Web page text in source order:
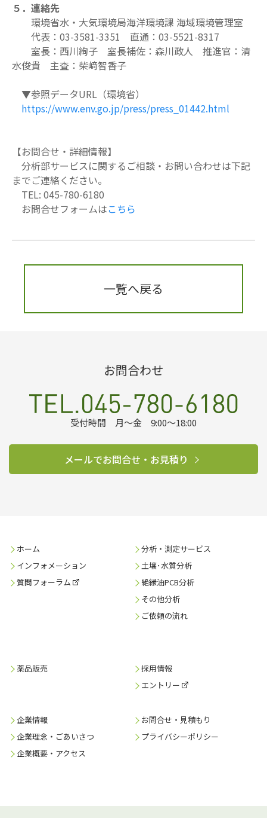
５．連絡先
環境省水・大気環境局海洋環境課 海域環境管理室
代表：03-3581-3351 直通：03-5521-8317
室長：西川絢子 室長補佐：森川政人 推進官：清
水俊貴 主査：柴﨑智香子
▼参照データURL（環境省）
https://www.env.go.jp/press/press_01442.html
【お問合せ・詳細情報】
分析部サービスに関するご相談・お問い合わせは下記
までご連絡ください。
TEL: 045-780-6180
お問合せフォームはこちら
一覧へ戻る
お問合わせ
受付時間 月～金 9:00～18:00
メールでお問合せ・お見積り
ホーム
インフォメーション
質問フォーラム
分析・測定サービス
土壌･水質分析
絶縁油PCB分析
その他分析
ご依頼の流れ
薬品販売
採用情報
エントリー
企業情報
企業理念・ごあいさつ
企業概要・アクセス
お問合せ・見積もり
プライバシーポリシー